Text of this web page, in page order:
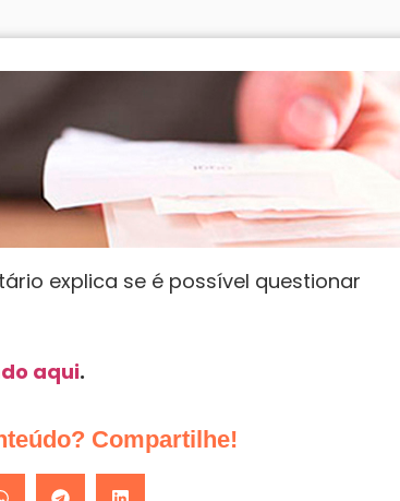
explica se é possível questionar
aqui.
Compartilhe!